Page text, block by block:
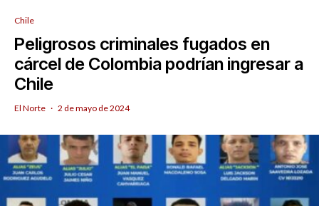
Chile
Peligrosos criminales fugados en
cárcel de Colombia podrían ingresar a
Chile
El Norte · 2 de mayo de 2024